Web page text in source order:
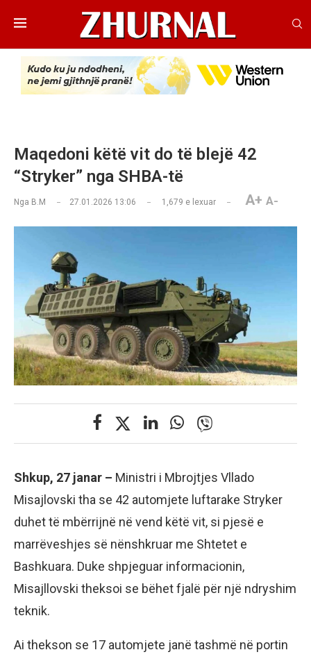
Maqedoni këtë vit do të blejë 42
“Stryker” nga SHBA-të
Nga B.M 27.01.2026 13:06 1,679 e lexuar A+ A-
Shkup, 27 janar – Ministri i Mbrojtjes Vllado
Misajlovski tha se 42 automjete luftarake Stryker
duhet të mbërrijnë në vend këtë vit, si pjesë e
marrëveshjes së nënshkruar me Shtetet e
Bashkuara. Duke shpjeguar informacionin,
Misajllovski theksoi se bëhet fjalë për një ndryshim
teknik.
Ai thekson se 17 automjete janë tashmë në portin